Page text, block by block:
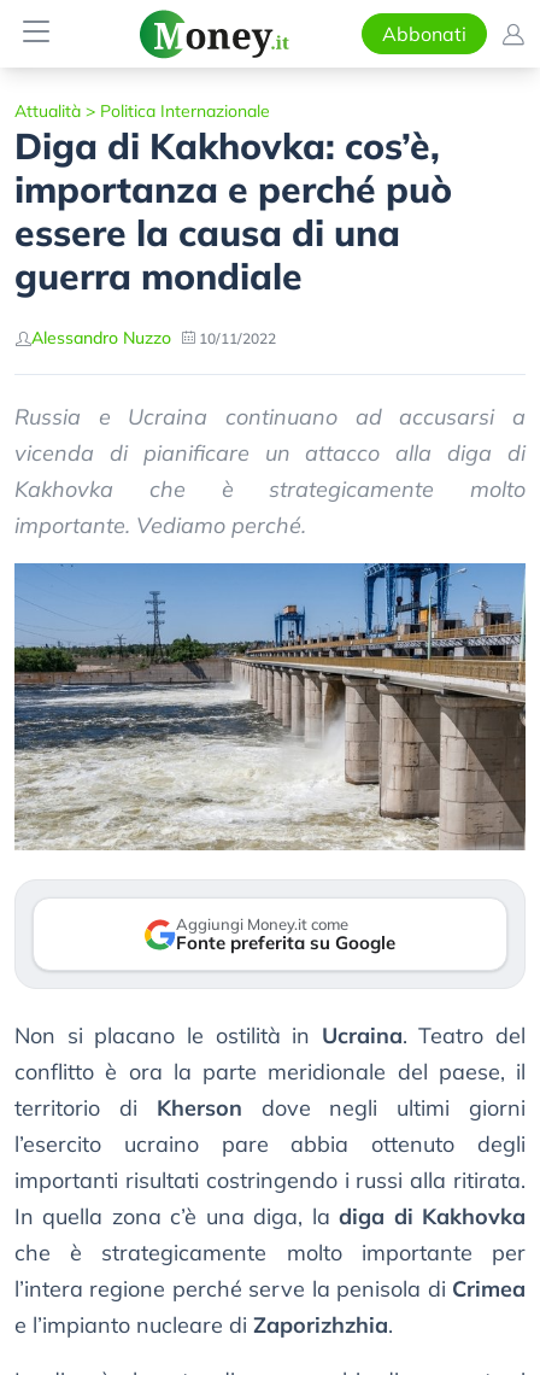
Abbonati
Attualità > Politica Internazionale
Diga di Kakhovka: cos’è,
importanza e perché può
essere la causa di una
guerra mondiale
Alessandro Nuzzo 10/11/2022
Russia e Ucraina continuano ad accusarsi a
vicenda di pianificare un attacco alla diga di
Kakhovka che è strategicamente molto
importante. Vediamo perché.
Aggiungi Money.it come
Fonte preferita su Google
Non si placano le ostilità in Ucraina. Teatro del
conflitto è ora la parte meridionale del paese, il
territorio di Kherson dove negli ultimi giorni
l’esercito ucraino pare abbia ottenuto degli
importanti risultati costringendo i russi alla ritirata.
In quella zona c’è una diga, ladiga di Kakhovka
che è strategicamente molto importante per
l’intera regione perché serve la penisola di Crimea
e l’impianto nucleare di Zaporizhzhia.